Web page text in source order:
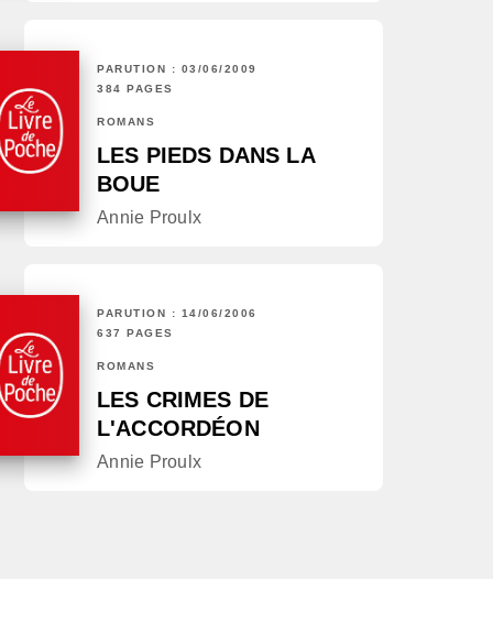
PARUTION : 03/06/2009
384 PAGES
ROMANS
LES PIEDS DANS LA
BOUE
Annie Proulx
PARUTION : 14/06/2006
637 PAGES
ROMANS
LES CRIMES DE
L'ACCORDÉON
Annie Proulx